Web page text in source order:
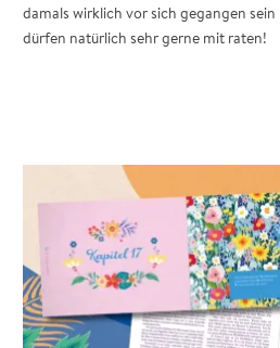
damals wirklich vor sich gegangen
dürfen natürlich sehr gerne mit raten!